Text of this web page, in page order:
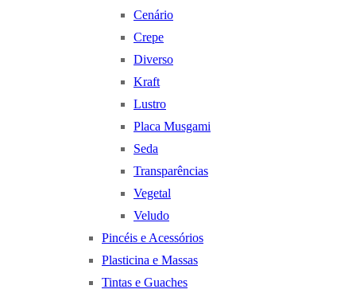
Cenário
Crepe
Diverso
Kraft
Lustro
Placa Musgami
Seda
Transparências
Vegetal
Veludo
Pincéis e Acessórios
Plasticina e Massas
Tintas e Guaches